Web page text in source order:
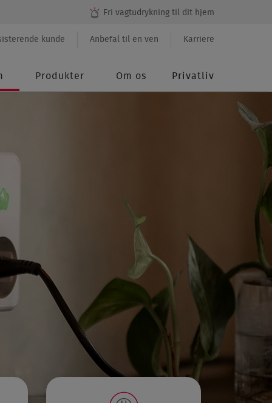
Fri vagtudrykning til dit hjem
Produkter Om os Privatliv
kunde Anbefal til en ven Karriere